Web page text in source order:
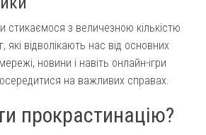
стикаємося з величезною кількістю
які відволікають нас від основних
новини і навіть онлайн-ігри
на важливих справах.
прокрастинацію?